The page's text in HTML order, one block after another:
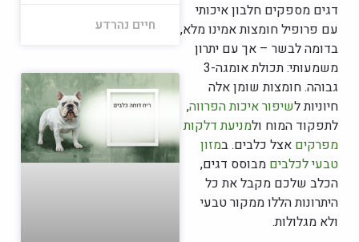
דגים מספקים חלבון איכותי
עם פרופיל חומצות אמינו מלא,
בדומה לבשר – אך עם יתרון
משמעותי: תכולת אומגה-3
גבוהה. חומצות שומן אלה
חיוניות לשיפור איכות הפרווה,
לתפקוד המוח ולמניעת דלקות
מפרקים אצל כלבים. במזון
טבעי לכלבים מבוסס דגים,
הכלב שלכם מקבל את כל
היתרונות הללו ממקור טבעי
ולא מגלולות.
חיים נהרדע